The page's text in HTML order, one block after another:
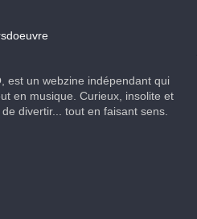
est un webzine indépendant qui
en musique. Curieux, insolite et
divertir... tout en faisant sens.